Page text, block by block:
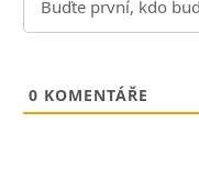
0 KOMENTÁŘE